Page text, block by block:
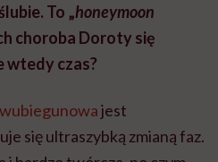
To „honeymoon
choroba Doroty się
wtedy czas?
jest
się ultraszybką zmianą faz.